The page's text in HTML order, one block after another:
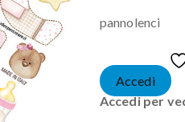
pannolenci
Accedi
Accedi per